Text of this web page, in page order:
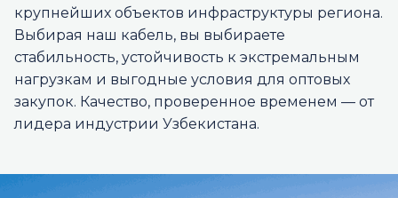
крупнейших объектов инфраструктуры региона.
Выбирая наш кабель, вы выбираете
стабильность, устойчивость к экстремальным
нагрузкам и выгодные условия для оптовых
закупок. Качество, проверенное временем — от
лидера индустрии Узбекистана.